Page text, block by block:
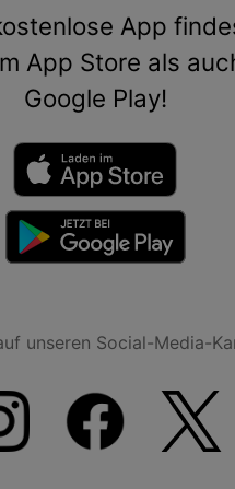
App
App Store als
Google Play!
unseren Social-Media-